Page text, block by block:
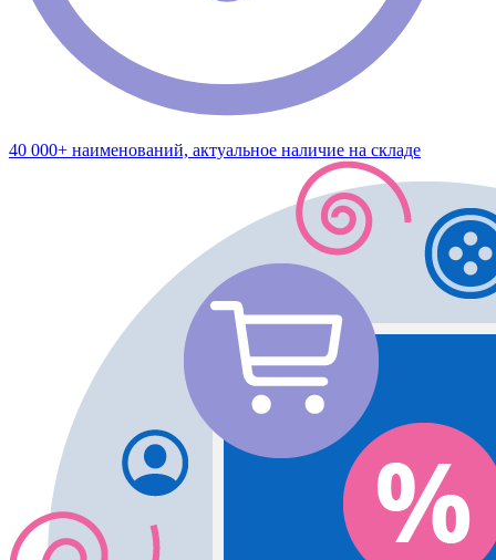
40 000+ наименований, актуальное наличие на складе